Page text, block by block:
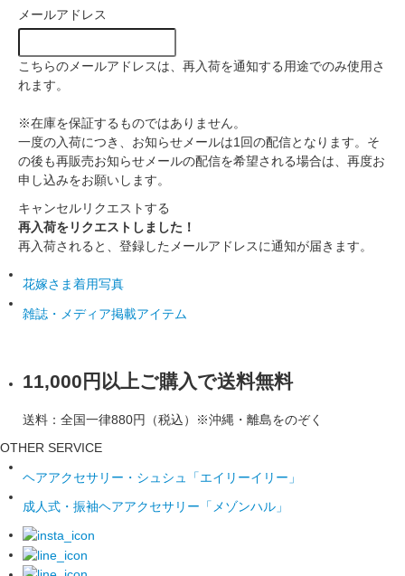
メールアドレス
こちらのメールアドレスは、再入荷を通知する用途でのみ使用さ
れます。
※在庫を保証するものではありません。
一度の入荷につき、お知らせメールは1回の配信となります。そ
の後も再販売お知らせメールの配信を希望される場合は、再度お
申し込みをお願いします。
キャンセルリクエストする
再入荷をリクエストしました！
再入荷されると、登録したメールアドレスに通知が届きます。
花嫁さま着用写真
雑誌・メディア掲載アイテム
11,000円以上ご購入で送料無料
送料：全国一律880円（税込）※沖縄・離島をのぞく
OTHER SERVICE
ヘアアクセサリー・シュシュ「エイリーイリー」
成人式・振袖ヘアアクセサリー「メゾンハル」